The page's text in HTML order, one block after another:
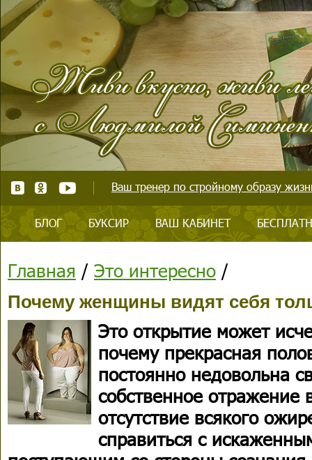
Ваш тренер по стройному образу
БЛОГ БУКСИР ВАШ КАБИНЕТ
Главная / Это интересно /
Почему женщины видят себя
Это открытие может
почему прекрасная
постоянно недовольна
собственное
отсутствие всякого
справиться с